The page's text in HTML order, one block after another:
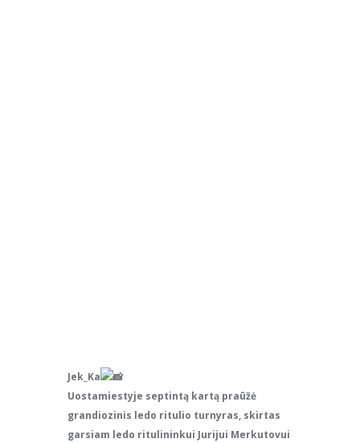
Jek_Ka
Uostamiestyje septintą kartą praūžė
grandiozinis ledo ritulio turnyras, skirtas
garsiam ledo ritulininkui Jurijui Merkutovui